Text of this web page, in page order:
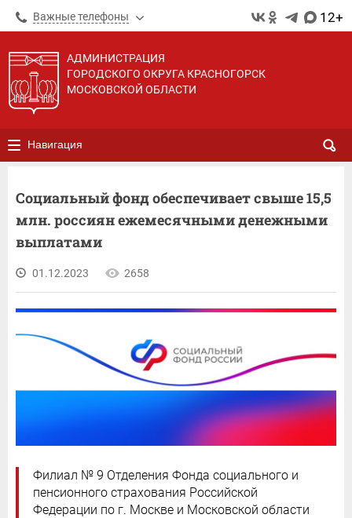
Важные телефоны 12+
АДМИНИСТРАЦИЯ
ГОРОДСКОГО ОКРУГА КРАСНОГОРСК
МОСКОВСКОЙ ОБЛАСТИ
Навигация
Социальный фонд обеспечивает свыше 15,5
млн. россиян ежемесячными денежными
выплатами
01.12.2023 2658
Филиал № 9 Отделения Фонда социального и
пенсионного страхования Российской
Федерации по г. Москве и Московской области